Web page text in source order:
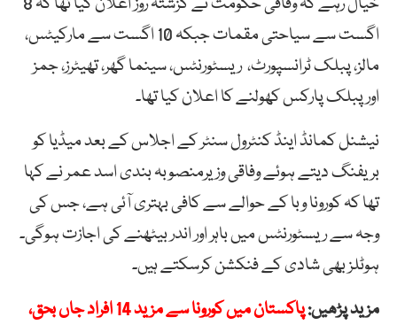
اگست سے سیاحتی مقمات جبکہ 10 اگست سے مارکیٹس،
مالز، پبلک ٹرانسپورٹ، ریسٹورنٹس، سینما گھر، تھیٹرز، جمز
اور پبلک پارکس کھولنے کا اعلان کیا تھا۔
نیشنل کمانڈ اینڈ کنٹرول سنٹر کے اجلاس کے بعد میڈیا کو
بریفنگ دیتے ہوئے وفاقی وزیرمنصوبہ بندی اسد عمر نے کہا
تھا کہ کورونا وبا کے حوالے سے کافی بہتری آئی ہے، جس کی
وجہ سے ریسٹورنٹس میں باہر اور اندر بیٹھنے کی اجازت ہوگی۔
ہوٹلز بھی شادی کے فنکشن کرسکتے ہیں۔
مزید پڑھیں:
پاکستان میں کورونا سے مزید 14 افراد جاں بحق،